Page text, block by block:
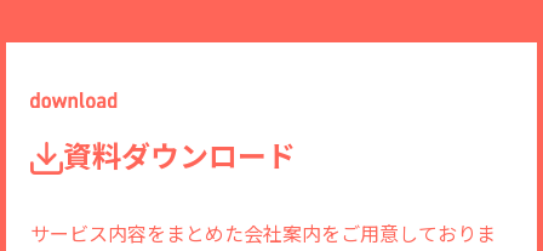
資料ダウンロード
サービス内容をまとめた会社案内をご用意しておりま